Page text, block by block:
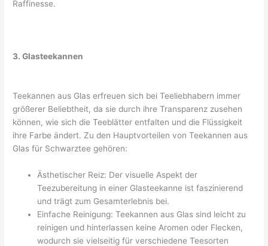
Raffinesse.
3. Glasteekannen
Teekannen aus Glas erfreuen sich bei Teeliebhabern immer
größerer Beliebtheit, da sie durch ihre Transparenz zusehen
können, wie sich die Teeblätter entfalten und die Flüssigkeit
ihre Farbe ändert. Zu den Hauptvorteilen von Teekannen aus
Glas für Schwarztee gehören:
Ästhetischer Reiz: Der visuelle Aspekt der
Teezubereitung in einer Glasteekanne ist faszinierend
und trägt zum Gesamterlebnis bei.
Einfache Reinigung: Teekannen aus Glas sind leicht zu
reinigen und hinterlassen keine Aromen oder Flecken,
wodurch sie vielseitig für verschiedene Teesorten